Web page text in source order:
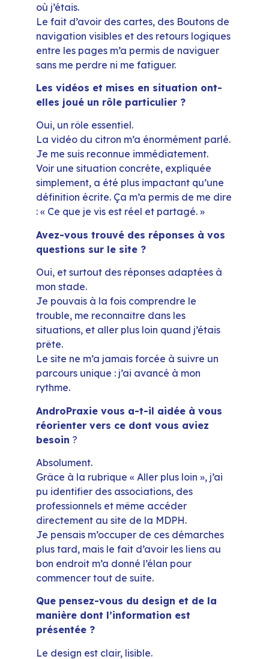
où j’étais.
Le fait d’avoir des cartes, des Boutons de
navigation visibles et des retours logiques
entre les pages m’a permis de naviguer
sans me perdre ni me fatiguer.
Les vidéos et mises en situation ont-
elles joué un rôle particulier ?
Oui, un rôle essentiel.
La vidéo du citron m’a énormément parlé.
Je me suis reconnue immédiatement.
Voir une situation concrète, expliquée
simplement, a été plus impactant qu’une
définition écrite. Ça m’a permis de me dire
: « Ce que je vis est réel et partagé. »
Avez-vous trouvé des réponses à vos
questions sur le site ?
Oui, et surtout des réponses adaptées à
mon stade.
Je pouvais à la fois comprendre le
trouble, me reconnaître dans les
situations, et aller plus loin quand j’étais
prête.
Le site ne m’a jamais forcée à suivre un
parcours unique : j’ai avancé à mon
rythme.
AndroPraxie vous a-t-il aidée à vous
réorienter vers ce dont vous aviez
besoin ?
Absolument.
Grâce à la rubrique « Aller plus loin », j’ai
pu identifier des associations, des
professionnels et même accéder
directement au site de la MDPH.
Je pensais m’occuper de ces démarches
plus tard, mais le fait d’avoir les liens au
bon endroit m’a donné l’élan pour
commencer tout de suite.
Que pensez-vous du design et de la
manière dont l’information est
présentée ?
Le design est clair, lisible.